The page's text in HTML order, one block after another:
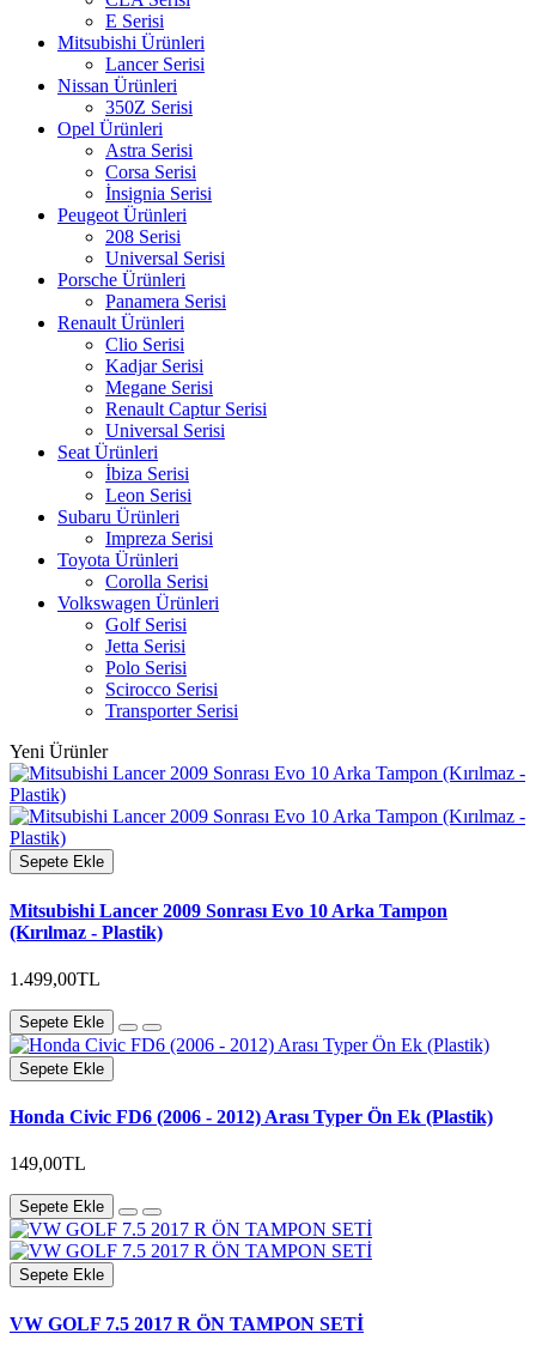
E Serisi
Mitsubishi Ürünleri
Lancer Serisi
Nissan Ürünleri
350Z Serisi
Opel Ürünleri
Astra Serisi
Corsa Serisi
İnsignia Serisi
Peugeot Ürünleri
208 Serisi
Universal Serisi
Porsche Ürünleri
Panamera Serisi
Renault Ürünleri
Clio Serisi
Kadjar Serisi
Megane Serisi
Renault Captur Serisi
Universal Serisi
Seat Ürünleri
İbiza Serisi
Leon Serisi
Subaru Ürünleri
Impreza Serisi
Toyota Ürünleri
Corolla Serisi
Volkswagen Ürünleri
Golf Serisi
Jetta Serisi
Polo Serisi
Scirocco Serisi
Transporter Serisi
Yeni Ürünler
Sepete Ekle
Mitsubishi Lancer 2009 Sonrası Evo 10 Arka Tampon
(Kırılmaz - Plastik)
1.499,00TL
Sepete Ekle
Sepete Ekle
Honda Civic FD6 (2006 - 2012) Arası Typer Ön Ek (Plastik)
149,00TL
Sepete Ekle
Sepete Ekle
VW GOLF 7.5 2017 R ÖN TAMPON SETİ